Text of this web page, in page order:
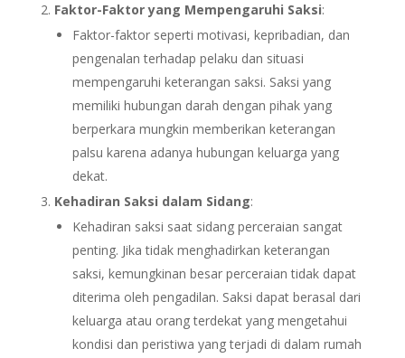
Faktor-Faktor yang Mempengaruhi Saksi:
Faktor-faktor seperti motivasi, kepribadian, dan
pengenalan terhadap pelaku dan situasi
mempengaruhi keterangan saksi. Saksi yang
memiliki hubungan darah dengan pihak yang
berperkara mungkin memberikan keterangan
palsu karena adanya hubungan keluarga yang
dekat.
Kehadiran Saksi dalam Sidang:
Kehadiran saksi saat sidang perceraian sangat
penting. Jika tidak menghadirkan keterangan
saksi, kemungkinan besar perceraian tidak dapat
diterima oleh pengadilan. Saksi dapat berasal dari
keluarga atau orang terdekat yang mengetahui
kondisi dan peristiwa yang terjadi di dalam rumah